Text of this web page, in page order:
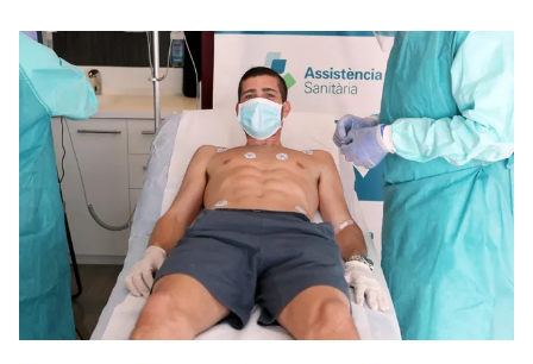
Resultados
Clasificaciones
Voleibol femenino
Carnet de las Secciones Amateurs
PLUSICON
MÁS
League of Legends
VALORANT Rising
VALORANT Game Changers
eFootball